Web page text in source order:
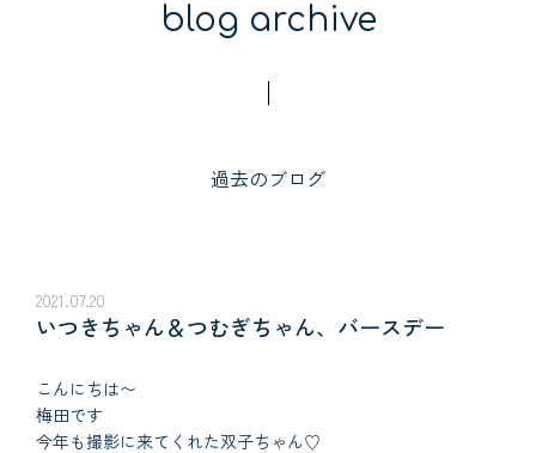
blog archive
過去のブログ
2021.07.20
いつきちゃん＆つむぎちゃん、バースデー
こんにちは〜
梅田です
今年も撮影に来てくれた双子ちゃん♡